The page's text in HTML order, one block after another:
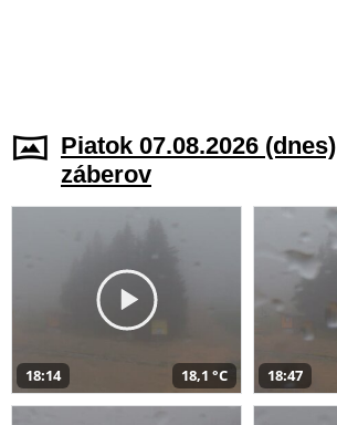
Piatok 07.08.2026 (dnes)
záberov
18:14 18,1 °C 18:47